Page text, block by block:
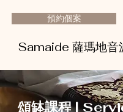
預約個案
Samaide 薩瑪地音
頌缽課程 |